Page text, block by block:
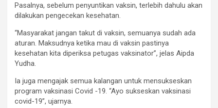
Pasalnya, sebelum penyuntikan vaksin, terlebih dahulu akan
dilakukan pengecekan kesehatan.
“Masyarakat jangan takut di vaksin, semuanya sudah ada
aturan. Maksudnya ketika mau di vaksin pastinya
kesehatan kita diperiksa petugas vaksinator”, jelas Aipda
Yudha.
Ia juga mengajak semua kalangan untuk mensukseskan
program vaksinasi Covid -19. “Ayo sukseskan vaksinasi
covid-19”, ujarnya.